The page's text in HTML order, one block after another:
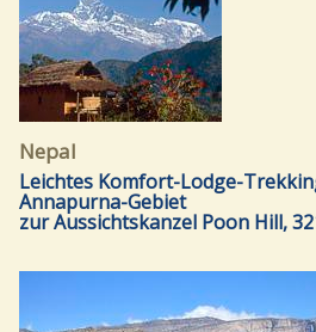
Nepal
Leichtes Komfort-Lodge-
Annapurna-Gebiet
zur Aussichtskanzel Poon Hill,